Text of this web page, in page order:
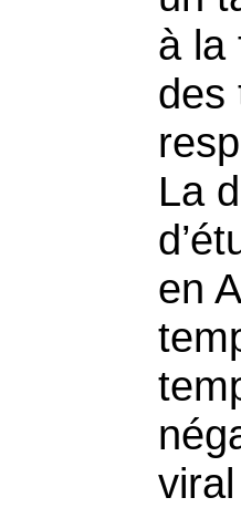
à la
des
La
en